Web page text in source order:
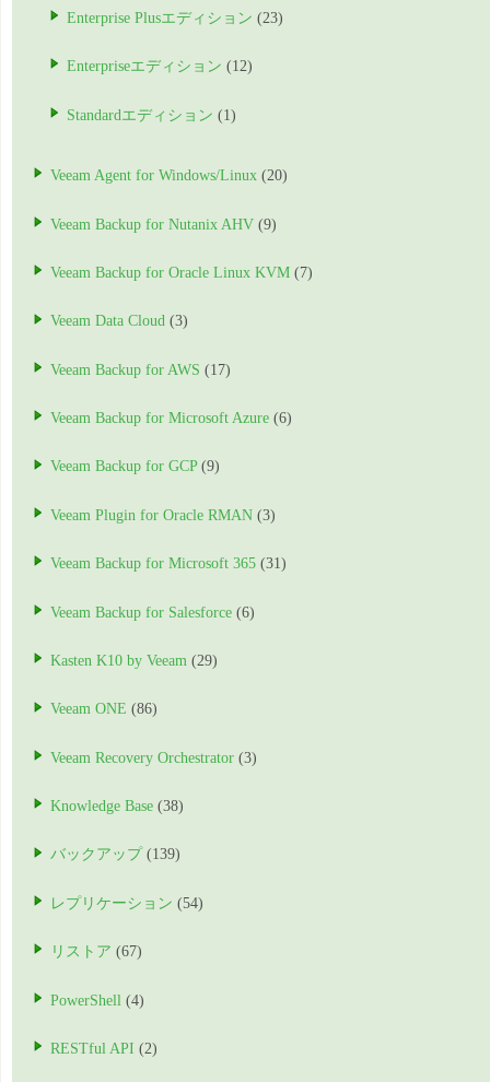
Enterprise Plusエディション (23)
Enterpriseエディション (12)
Standardエディション (1)
Veeam Agent for Windows/Linux (20)
Veeam Backup for Nutanix AHV (9)
Veeam Backup for Oracle Linux KVM (7)
Veeam Data Cloud (3)
Veeam Backup for AWS (17)
Veeam Backup for Microsoft Azure (6)
Veeam Backup for GCP(9)
Veeam Plugin for Oracle RMAN (3)
Veeam Backup for Microsoft 365 (31)
Veeam Backup for Salesforce (6)
Kasten K10 by Veeam (29)
Veeam ONE (86)
Veeam Recovery Orchestrator (3)
Knowledge Base (38)
バックアップ (139)
レプリケーション (54)
リストア (67)
PowerShell (4)
RESTful API (2)